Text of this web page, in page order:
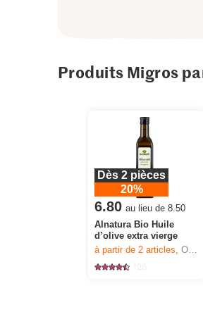
Produits Migros
Dès 2 pièces
20%
6.80 au lieu de 8.50
Alnatura Bio Huile
d’olive extra vierge
à partir de 2articles,Offre valable du 6.8 au 12.8.2026, jusqu’à épuisement du stock.